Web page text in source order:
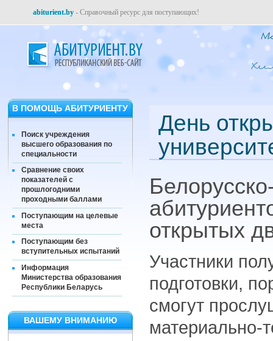
abiturient.by - Справочный ресурс для поступающих!
В ПОМОЩЬ АБИТУРИЕНТУ
Поиск учреждения
высшего образования по
специальности
Сравнение своих
показателей с
прошлогодними
проходными баллами
Поступающим на целевые
места
Поступающим без
вступительных испытаний
Информация
Министерства образования
Республики Беларусь
ВАШЕМУ ВНИМАНИЮ
День
открытых
Участники
подготовки,
смогут
материально-